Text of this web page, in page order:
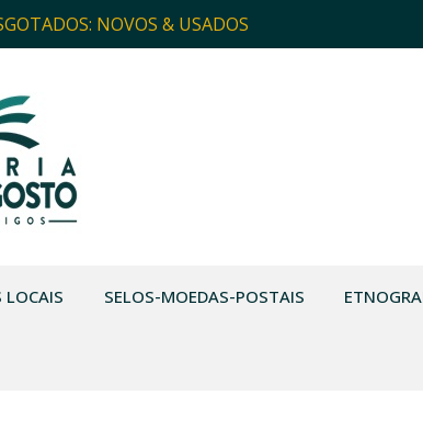
NOVOS & USADOS
LOCAIS SELOS-MOEDAS-POSTAIS